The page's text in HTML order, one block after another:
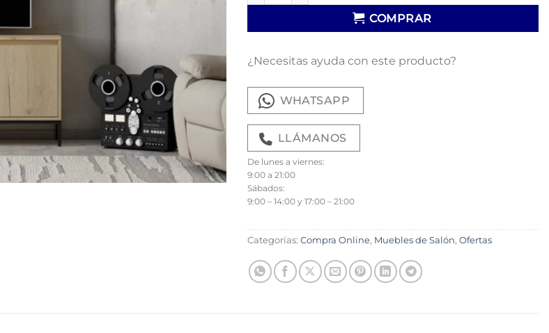
COMPRAR
¿Necesitas ayuda con este producto?
WHATSAPP
LLÁMANOS
De lunes a viernes:
9:00 a 21:00
Sábados:
9:00 – 14:00 y 17:00 – 21:00
Categorías: Compra Online, Muebles de Salón, Ofertas